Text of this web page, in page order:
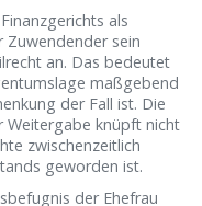
als
Zuwendender sein
an. Das bedeutet
maßgebend
der Fall ist. Die
Weitergabe knüpft nicht
zwischenzeitlich
geworden ist.
der Ehefrau